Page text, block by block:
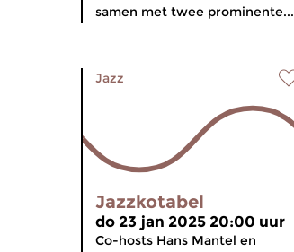
samen met twee prominente...
Jazz
Jazzkotabel
do 23 jan 2025 20:00 uur
Co-hosts Hans Mantel en